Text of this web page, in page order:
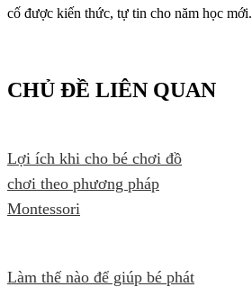
cố được kiến thức, tự tin cho năm học mới.
CHỦ ĐỀ LIÊN QUAN
Lợi ích khi cho bé chơi đồ
chơi theo phương pháp
Montessori
Làm thế nào để giúp bé phát